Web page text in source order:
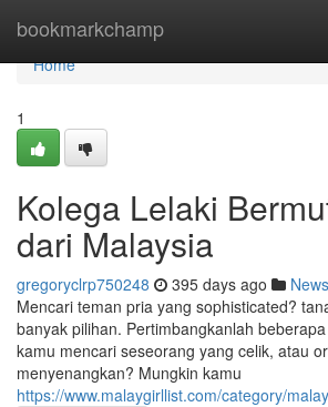
bookmarkchamp
Home
Home
1
Kolega Lelaki
dari Malaysia
gregoryclrp750248 395 days ago News
Mencari teman pria yang sophisticated?
banyak pilihan. Pertimbangkanlah
kamu mencari seseorang yang celik, atau
menyenangkan? Mungkin kamu
https://www.malaygirllist.com/category/